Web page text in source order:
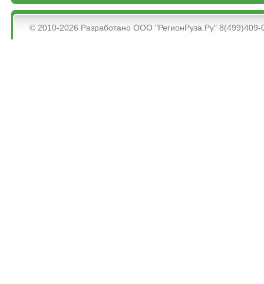
&bsps;
© 2010-2026 Разработано ООО "РегионРуза.Ру" 8(499)409-